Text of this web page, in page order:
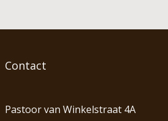
Contact
Pastoor van Winkelstraat 4A